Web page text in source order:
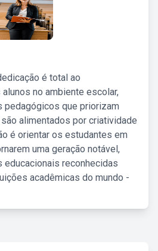
é total ao
no ambiente escolar,
pedagógicos que priorizam
alimentados por criatividade
é orientar os estudantes em
uma geração notável,
educacionais reconhecidas
acadêmicas do mundo -